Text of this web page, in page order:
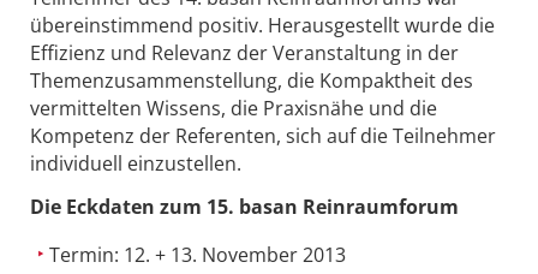
übereinstimmend positiv. Herausgestellt wurde die
Effizienz und Relevanz der Veranstaltung in der
Themenzusammenstellung, die Kompaktheit des
vermittelten Wissens, die Praxisnähe und die
Kompetenz der Referenten, sich auf die Teilnehmer
individuell einzustellen.
Die Eckdaten zum 15. basan Reinraumforum
Termin: 12. + 13. November 2013